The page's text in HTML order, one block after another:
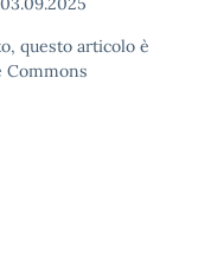
questo articolo è
Commons